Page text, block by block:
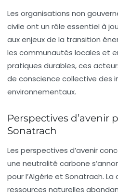
Les organisations non
civile ont un rôle essentiel à
aux enjeux de la transition
les communautés locales et
pratiques durables, ces
de conscience collective des
environnementaux.
Perspectives d’avenir
Sonatrach
Les perspectives d’avenir
une neutralité carbone
pour l’Algérie et Sonatrach.
ressources naturelles